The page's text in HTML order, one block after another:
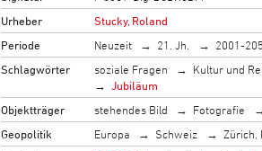
Urheber
Stucky, Roland
Periode
Neuzeit 21. Jh. 2001-
Schlagwörter
soziale Fragen Kultur und
Jubiläum
Objektträger
stehendes Bild Fotografie
Geopolitik
Europa Schweiz Zürich,